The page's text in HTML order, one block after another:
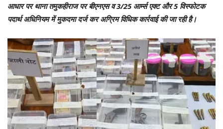
आधार पर थाना तमुकहीराज पर बीएनएस व 3/25 आर्म्स एक्ट और 5 विस्फोटक
पदार्थ अधिनियम में मुकदमा दर्ज कर अग्रिम विधिक कार्रवाई की जा रही है।